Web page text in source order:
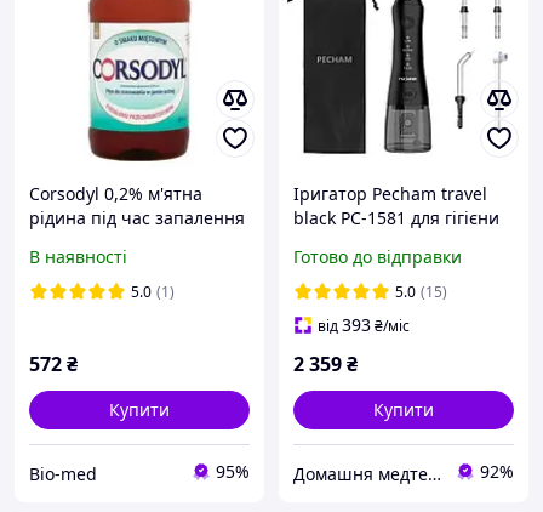
Corsodyl 0,2% м'ятна
рідина під час запалення
порожнини рота, 300 мл
В наявності
5.0 (1)
572₴
Купити
Bio-med 95%
Іригатор Pecham travel
black PC-1581 для гігієни
Готово до відправки
5.0 (15)
від393₴/міс
2 359₴
Купити
Домашня медтехніка та ортопедичні товари 92%